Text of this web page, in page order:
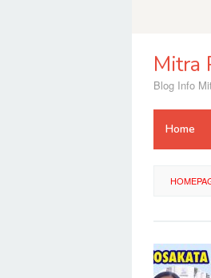
Mitra
Blog Info
Home